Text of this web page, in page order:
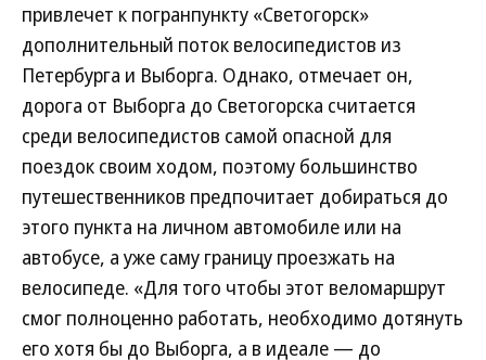
привлечет к погранпункту «Светогорск»
дополнительный поток велосипедистов из
Петербурга и Выборга. Однако, отмечает он,
дорога от Выборга до Светогорска считается
среди велосипедистов самой опасной для
поездок своим ходом, поэтому большинство
путешественников предпочитает добираться до
этого пункта на личном автомобиле или на
автобусе, а уже саму границу проезжать на
велосипеде. «Для того чтобы этот веломаршрут
смог полноценно работать, необходимо дотянуть
его хотя бы до Выборга, а в идеале — до